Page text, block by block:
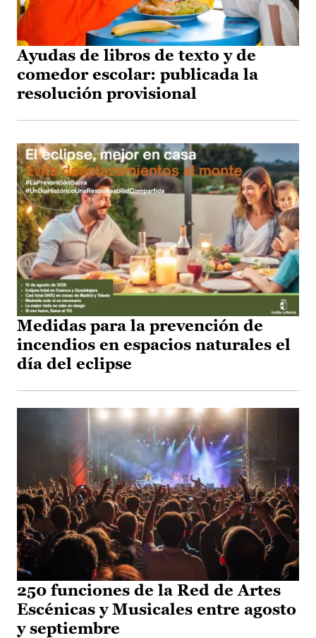
Ayudas de libros de texto y de
comedor escolar: publicada la
resolución provisional
Medidas para la prevención de
incendios en espacios naturales el
día del eclipse
250 funciones de la Red de Artes
Escénicas y Musicales entre agosto
y septiembre